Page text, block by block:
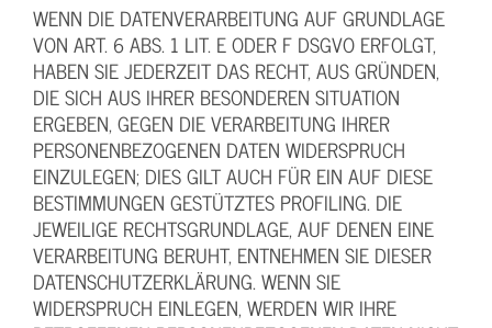
WENN DIE DATENVERARBEITUNG AUF GRUNDLAGE
VON ART. 6 ABS. 1 LIT. E ODER F DSGVO ERFOLGT,
HABEN SIE JEDERZEIT DAS RECHT, AUS GRÜNDEN,
DIE SICH AUS IHRER BESONDEREN SITUATION
ERGEBEN, GEGEN DIE VERARBEITUNG IHRER
PERSONENBEZOGENEN DATEN WIDERSPRUCH
EINZULEGEN; DIES GILT AUCH FÜR EIN AUF DIESE
BESTIMMUNGEN GESTÜTZTES PROFILING. DIE
JEWEILIGE RECHTSGRUNDLAGE, AUF DENEN EINE
VERARBEITUNG BERUHT, ENTNEHMEN SIE DIESER
DATENSCHUTZERKLÄRUNG. WENN SIE
WIDERSPRUCH EINLEGEN, WERDEN WIR IHRE